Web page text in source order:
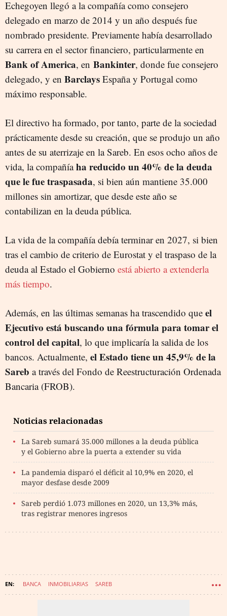
Echegoyen llegó a la compañía como consejero
delegado en marzo de 2014 y un año después fue
nombrado presidente. Previamente había desarrollado
su carrera en el sector financiero, particularmente en
Bank of America, en Bankinter, donde fue consejero
delegado, y en Barclays España y Portugal como
máximo responsable.
El directivo ha formado, por tanto, parte de la sociedad
prácticamente desde su creación, que se produjo un año
antes de su aterrizaje en la Sareb. En esos ocho años de
vida, la compañíaha reducido un 40% de la deuda
que le fue traspasada, si bien aún mantiene 35.000
millones sin amortizar, que desde este año se
contabilizan en la deuda pública.
La vida de la compañía debía terminar en 2027, si bien
tras el cambio de criterio de Eurostat y el traspaso de la
deuda al Estado el Gobierno está abierto a extenderla
más tiempo.
Además, en las últimas semanas ha trascendido que el
Ejecutivo está buscando una fórmula para tomar el
control del capital, lo que implicaría la salida de los
bancos. Actualmente, el Estado tiene un 45,9% de la
Sareb a través del Fondo de Reestructuración Ordenada
Bancaria (FROB).
Noticias relacionadas
La Sareb sumará 35.000 millones a la deuda pública
y el Gobierno abre la puerta a extender su vida
La pandemia disparó el déficit al 10,9% en 2020, el
mayor desfase desde 2009
Sareb perdió 1.073 millones en 2020, un 13,3% más,
tras registrar menores ingresos
BANCA INMOBILIARIAS SAREB